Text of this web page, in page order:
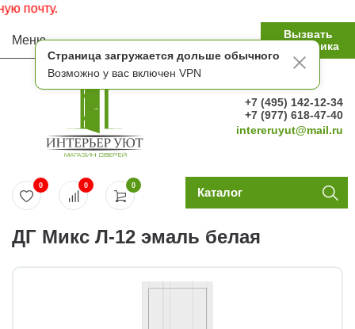
Страница загружается дольше обычного
Возможно у вас включен VPN
Меню
Вызвать
замерщика
+7 (495) 142-12-34
+7 (977) 618-47-40
intereruyut@mail.ru
0
0 0 Каталог
ДГ Микс Л-12 эмаль белая